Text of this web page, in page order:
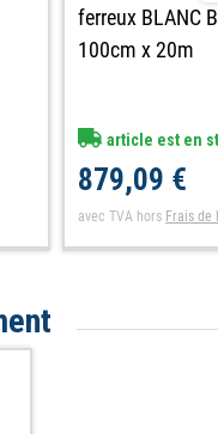
ferreux BLANC
100cm x 20m
article est en
879,09 €
avec TVA hors Frais de